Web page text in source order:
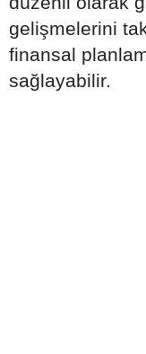
gelişmelerini
finansal
sağlayabilir.